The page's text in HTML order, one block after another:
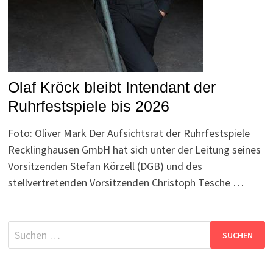
Olaf Kröck bleibt Intendant der
Ruhrfestspiele bis 2026
Foto: Oliver Mark Der Aufsichtsrat der Ruhrfestspiele
Recklinghausen GmbH hat sich unter der Leitung seines
Vorsitzenden Stefan Körzell (DGB) und des
stellvertretenden Vorsitzenden Christoph Tesche …
Suchen
nach: